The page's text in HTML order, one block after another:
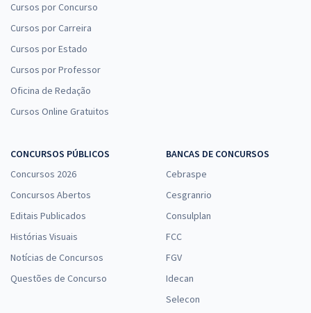
Cursos por Concurso
Cursos por Carreira
Cursos por Estado
Cursos por Professor
Oficina de Redação
Cursos Online Gratuitos
CONCURSOS PÚBLICOS
Concursos 2026
Concursos Abertos
Editais Publicados
Histórias Visuais
Notícias de Concursos
Questões de Concurso
BANCAS DE CONCURSOS
Cebraspe
Cesgranrio
Consulplan
FCC
FGV
Idecan
Selecon